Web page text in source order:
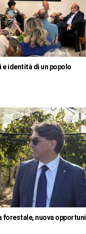
e identità di un popolo
forestale, nuova